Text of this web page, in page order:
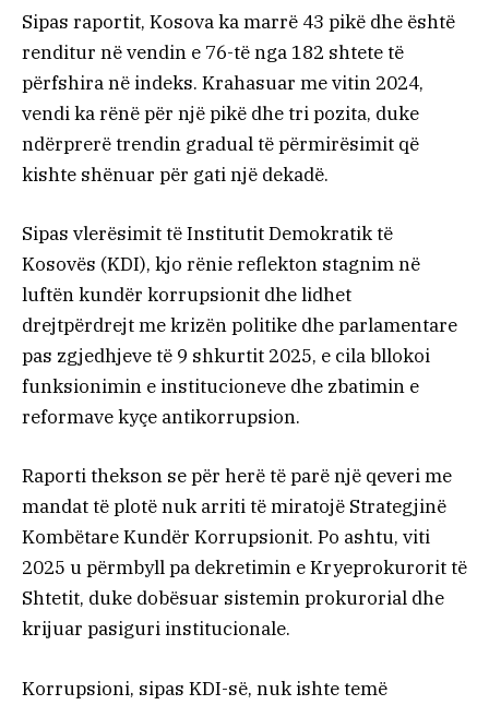
Sipas raportit, Kosova ka marrë 43 pikë dhe është
renditur në vendin e 76-të nga 182 shtete të
përfshira në indeks. Krahasuar me vitin 2024,
vendi ka rënë për një pikë dhe tri pozita, duke
ndërprerë trendin gradual të përmirësimit që
kishte shënuar për gati një dekadë.
Sipas vlerësimit të Institutit Demokratik të
Kosovës (KDI), kjo rënie reflekton stagnim në
luftën kundër korrupsionit dhe lidhet
drejtpërdrejt me krizën politike dhe parlamentare
pas zgjedhjeve të 9 shkurtit 2025, e cila bllokoi
funksionimin e institucioneve dhe zbatimin e
reformave kyçe antikorrupsion.
Raporti thekson se për herë të parë një qeveri me
mandat të plotë nuk arriti të miratojë Strategjinë
Kombëtare Kundër Korrupsionit. Po ashtu, viti
2025 u përmbyll pa dekretimin e Kryeprokurorit të
Shtetit, duke dobësuar sistemin prokurorial dhe
krijuar pasiguri institucionale.
Korrupsioni, sipas KDI-së, nuk ishte temë